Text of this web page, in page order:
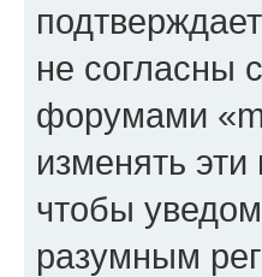
не согласны
форумами
изменять
чтобы
разумным